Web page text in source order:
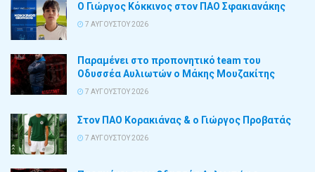
Ο Γιώργος Κόκκινος στον ΠΑΟ Σφακιανάκης
7 ΑΥΓΟΎΣΤΟΥ 2026
Παραμένει στο προπονητικό team του
Οδυσσέα Αυλιωτών ο Μάκης Μουζακίτης
7 ΑΥΓΟΎΣΤΟΥ 2026
Στον ΠΑΟ Κορακιάνας & ο Γιώργος Προβατάς
7 ΑΥΓΟΎΣΤΟΥ 2026